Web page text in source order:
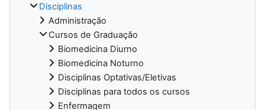
Disciplinas
Administração
Cursos de Graduação
Biomedicina Diurno
Biomedicina Noturno
Disciplinas Optativas/Eletivas
Disciplinas para todos os cursos
Enfermagem